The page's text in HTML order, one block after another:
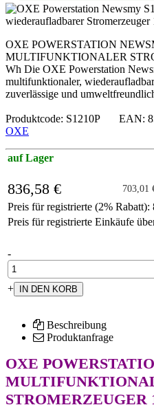
OXE POWERSTATION
MULTIFUNKTIONALER
Wh Die OXE Powerstation
multifunktionaler,
zuverlässige und
Produktcode: S1210P EAN:
OXE
auf Lager
836,58 € 703,01
Preis für registrierte (2% Rabatt):
Preis für registrierte Einkäufe
-
+
Beschreibung
Produktanfrage
OXE
STROMERZEUGER